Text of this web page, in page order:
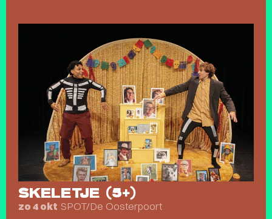
SKELETJE (5+)
zo 4 okt SPOT/De Oosterpoort